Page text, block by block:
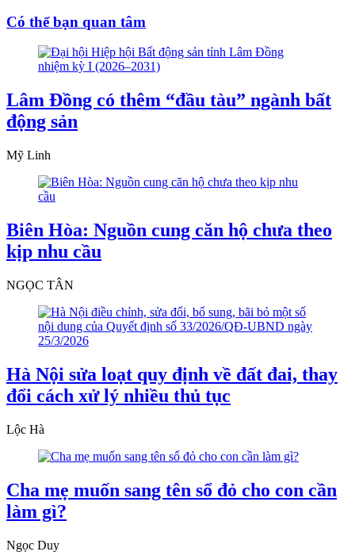
Có thể bạn quan tâm
Lâm Đồng có thêm “đầu tàu” ngành bất
động sản
Mỹ Linh
Biên Hòa: Nguồn cung căn hộ chưa theo
kịp nhu cầu
NGỌC TÂN
Hà Nội sửa loạt quy định về đất đai, thay
đổi cách xử lý nhiều thủ tục
Lộc Hà
Cha mẹ muốn sang tên sổ đỏ cho con cần
làm gì?
Ngọc Duy